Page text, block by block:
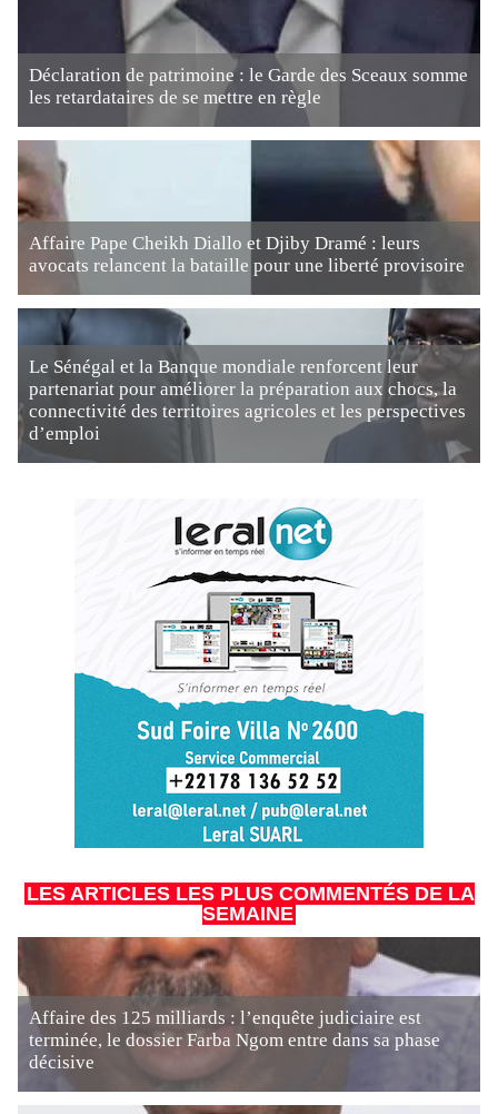
Déclaration de patrimoine : le Garde des Sceaux somme
les retardataires de se mettre en règle
Affaire Pape Cheikh Diallo et Djiby Dramé : leurs
avocats relancent la bataille pour une liberté provisoire
Le Sénégal et la Banque mondiale renforcent leur
partenariat pour améliorer la préparation aux chocs, la
connectivité des territoires agricoles et les perspectives
d’emploi
LES ARTICLES LES PLUS COMMENTÉS DE LA
SEMAINE
Affaire des 125 milliards : l’enquête judiciaire est
terminée, le dossier Farba Ngom entre dans sa phase
décisive